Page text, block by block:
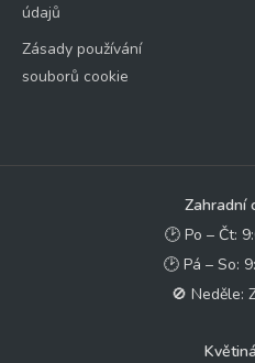
údajů
Zásady používání
souborů cookie
Zahradní
🕑 Po – Čt:
🕑 Pá – So:
🚫 Neděle: